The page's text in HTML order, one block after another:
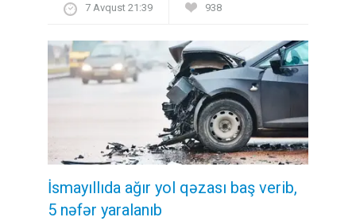
7 Avqust 21:39 938
İsmayıllıda ağır yol qəzası baş verib,
5 nəfər yaralanıb